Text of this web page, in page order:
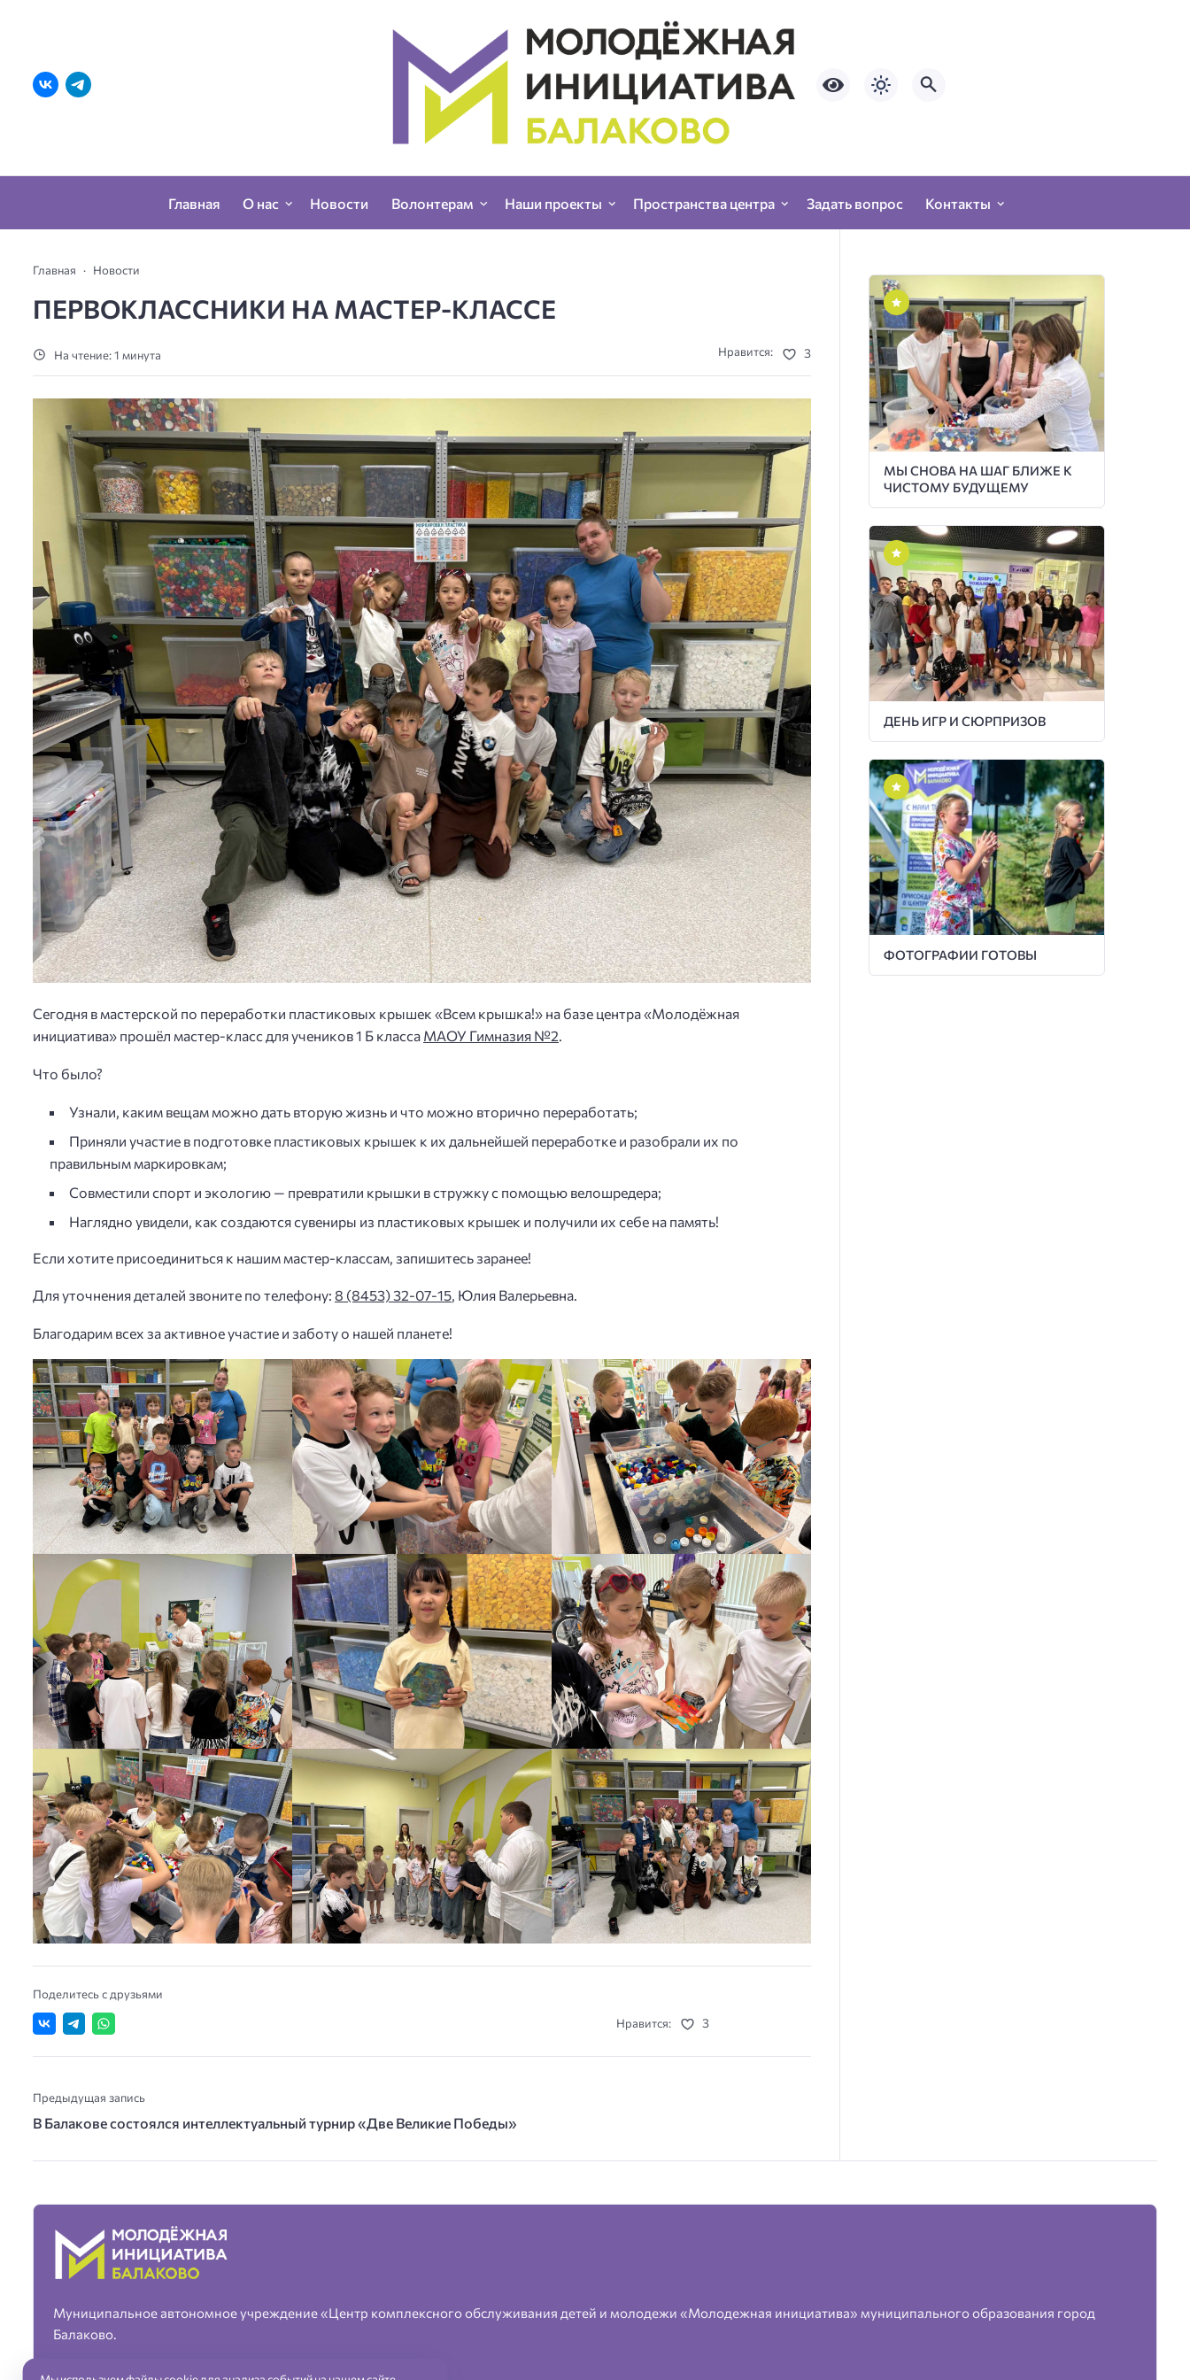
Главная О нас Новости Волонтерам Наши проекты Пространства центра Задать вопрос Контакты
Главная Новости
ПЕРВОКЛАССНИКИ НА МАСТЕР-КЛАССЕ
На чтение: 1 минута Нравится: 3
Сегодня в мастерской по переработки пластиковых крышек «Всем крышка!» на базе центра «Молодёжная
инициатива» прошёл мастер-класс для учеников 1 Б класса МАОУ Гимназия №2.
Что было?
Узнали, каким вещам можно дать вторую жизнь и что можно вторично переработать;
Приняли участие в подготовке пластиковых крышек к их дальнейшей переработке и разобрали их по
правильным маркировкам;
Совместили спорт и экологию — превратили крышки в стружку с помощью велошредера;
Наглядно увидели, как создаются сувениры из пластиковых крышек и получили их себе на память!
Если хотите присоединиться к нашим мастер-классам, запишитесь заранее!
Для уточнения деталей звоните по телефону: 8 (8453) 32-07-15, Юлия Валерьевна.
Благодарим всех за активное участие и заботу о нашей планете!
Поделитесь с друзьями
Нравится: 3
Предыдущая запись
В Балакове состоялся интеллектуальный турнир «Две Великие Победы»
МЫ СНОВА НА ШАГ БЛИЖЕ К
ЧИСТОМУ БУДУЩЕМУ
ДЕНЬ ИГР И СЮРПРИЗОВ
ФОТОГРАФИИ ГОТОВЫ
Муниципальное автономное учреждение «Центр комплексного обслуживания детей и молодежи «Молодежная инициатива» муниципального образования город
Балаково.